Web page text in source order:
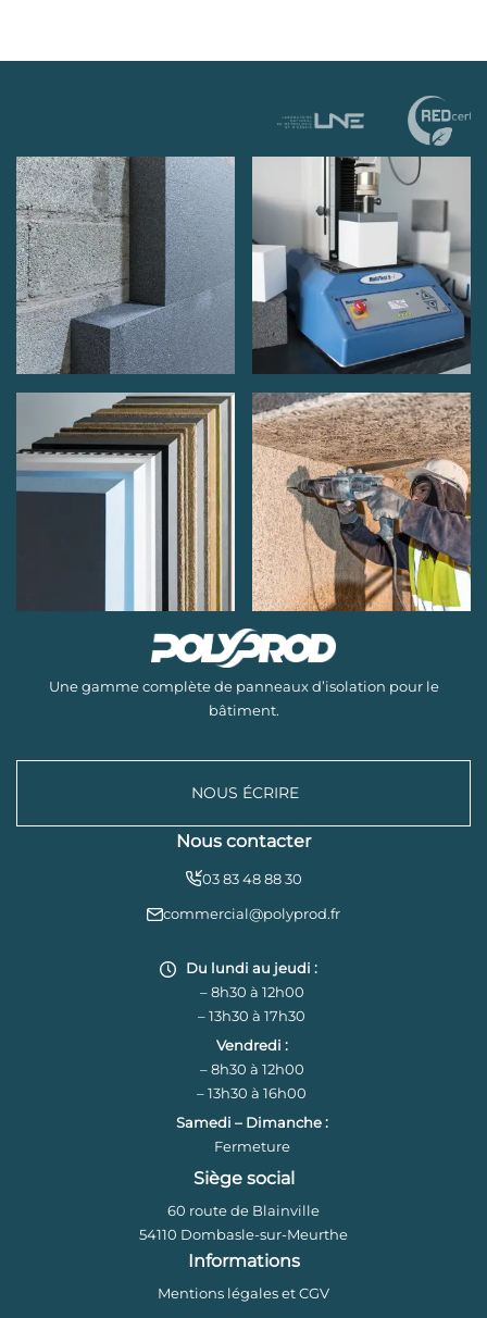
Une gamme complète de panneaux d’isolation pour le
bâtiment.
NOUS ÉCRIRE
Siège social
60 route de Blainville
54110 Dombasle-sur-Meurthe
Informations
Mentions légales et CGV
Nous contacter
03 83 48 88 30
commercial@polyprod.fr
Du lundi au jeudi :
– 8h30 à 12h00
– 13h30 à 17h30
Vendredi :
– 8h30 à 12h00
– 13h30 à 16h00
Samedi – Dimanche :
Fermeture